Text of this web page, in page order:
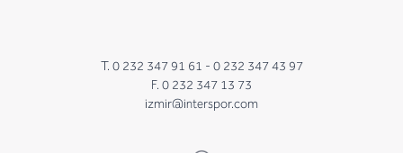
T. 0 232 347 91 61 - 0 232 347 43 97
F. 0 232 347 13 73
izmir@interspor.com